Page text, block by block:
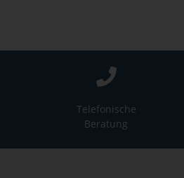
Telefonische
Beratung